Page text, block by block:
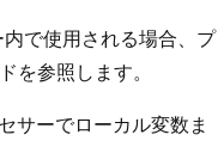
で使用される場合、プ
を参照します。
サーでローカル変数ま